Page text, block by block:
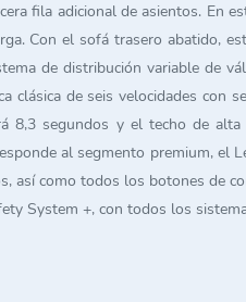
fila adicional de asientos. En
Con el sofá trasero abatido,
de distribución variable de
de seis velocidades con
8,3 segundos y el techo de
al segmento premium, el
como todos los botones de
System +, con todos los